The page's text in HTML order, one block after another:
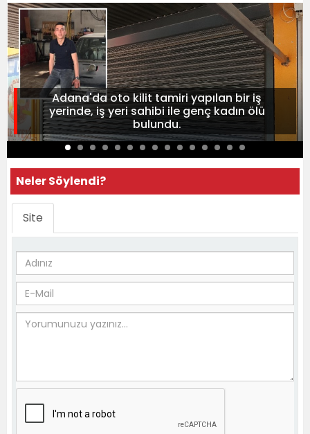
Adana'da oto kilit tamiri yapılan bir iş
yerinde, iş yeri sahibi ile genç kadın ölü
bulundu.
Neler Söylendi?
Site